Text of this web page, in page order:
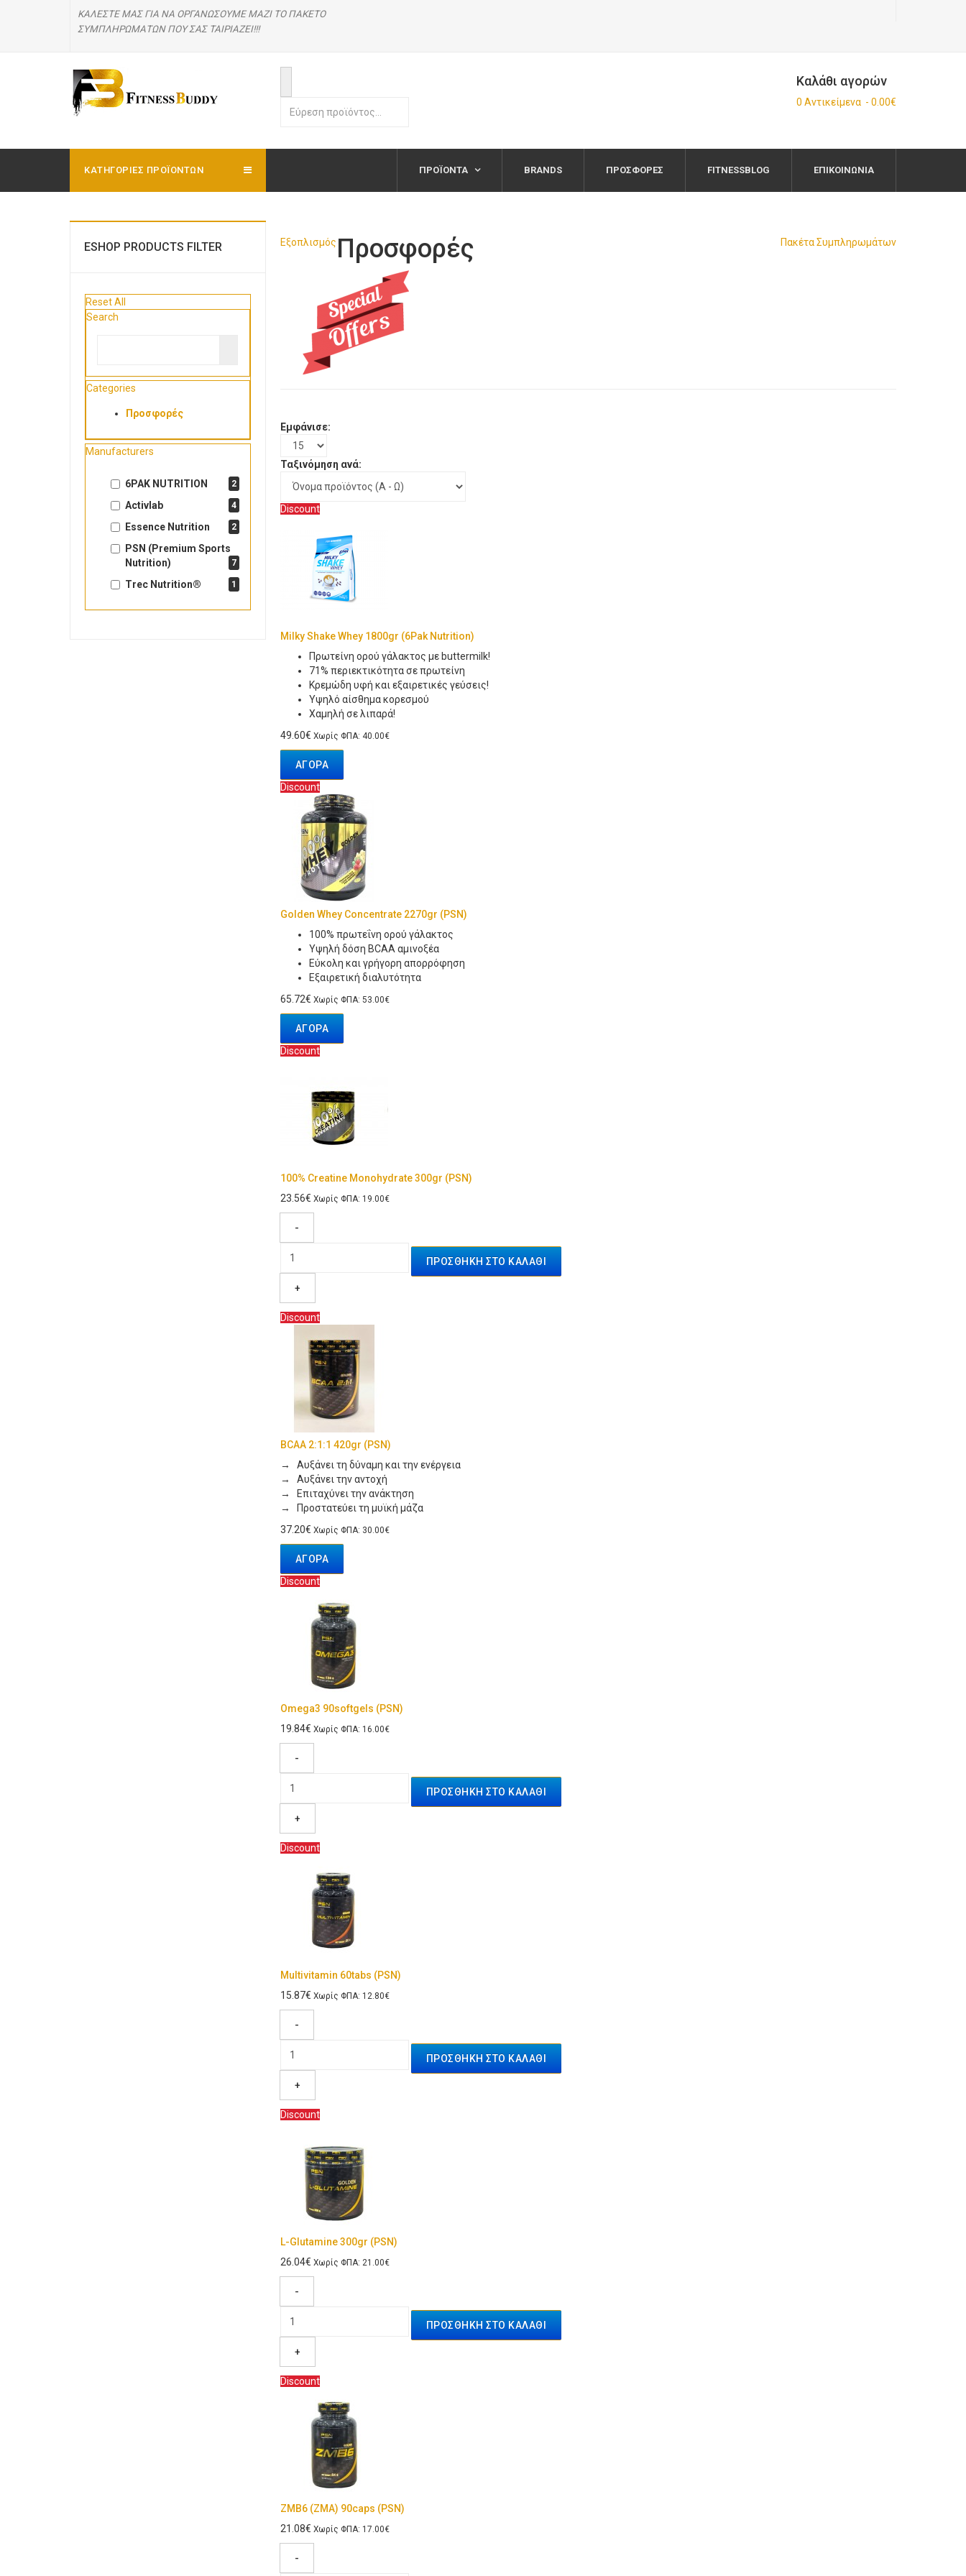
ΚΑΛΕΣΤΕ ΜΑΣΓΙΑ ΝΑ ΟΡΓΑΝΩΣΟΥΜΕ ΜΑΖΙ ΤΟ ΠΑΚΕΤΟ
ΣΥΜΠΛΗΡΩΜΑΤΩΝ ΠΟΥ ΣΑΣ ΤΑΙΡΙΑΖΕΙ!!!
Καλάθι αγορών
0 Αντικείμενα - 0.00€
ΚΑΤΗΓΟΡΊΕΣ ΠΡΟΪΟΝΤΩΝ ΠΡΟΪΌΝΤΑ BRANDS ΠΡΟΣΦΟΡΈΣ FITNESSBLOG ΕΠΙΚΟΙΝΩΝΊΑ
Εξοπλισμός Πακέτα Συμπληρωμάτων
Προσφορές
Εμφάνισε:
Ταξινόμηση ανά:
Discount
Milky Shake Whey 1800gr (6Pak Nutrition)
Πρωτείνη ορού γάλακτος με buttermilk!
71% περιεκτικότητα σε πρωτείνη
Κρεμώδη υφή και εξαιρετικές γεύσεις!
Υψηλό αίσθημα κορεσμού
Χαμηλή σε λιπαρά!
49.60€ Χωρίς ΦΠΑ: 40.00€
ΑΓΟΡΆ
Discount
Golden Whey Concentrate 2270gr (PSN)
100% πρωτεΐνη ορού γάλακτος
Υψηλή δόση BCAA αμινοξέα
Εύκολη και γρήγορη απορρόφηση
Εξαιρετική διαλυτότητα
65.72€ Χωρίς ΦΠΑ: 53.00€
ΑΓΟΡΆ
Discount
100% Creatine Monohydrate 300gr (PSN)
23.56€ Χωρίς ΦΠΑ: 19.00€
-
+
Discount
BCAA 2:1:1 420gr (PSN)
→ Αυξάνει τη δύναμη και την ενέργεια
→ Αυξάνει την αντοχή
→ Επιταχύνει την ανάκτηση
→ Προστατεύει τη μυϊκή μάζα
37.20€ Χωρίς ΦΠΑ: 30.00€
ΑΓΟΡΆ
Discount
Omega3 90softgels (PSN)
19.84€ Χωρίς ΦΠΑ: 16.00€
-
+
Discount
Multivitamin 60tabs (PSN)
15.87€ Χωρίς ΦΠΑ: 12.80€
-
+
Discount
L-Glutamine 300gr (PSN)
26.04€ Χωρίς ΦΠΑ: 21.00€
-
+
Discount
ZMB6 (ZMA) 90caps (PSN)
21.08€ Χωρίς ΦΠΑ: 17.00€
-
ESHOP PRODUCTS FILTER
Reset All
Search
Categories
Προσφορές
Manufacturers
6PAK NUTRITION 2
Activlab 4
Essence Nutrition 2
PSN (Premium Sports
Nutrition)
7
Trec Nutrition® 1